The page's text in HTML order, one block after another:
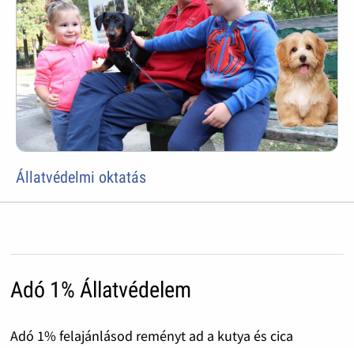
Állatvédelmi oktatás
Adó 1% Állatvédelem
Adó 1% felajánlásod reményt ad a kutya és cica